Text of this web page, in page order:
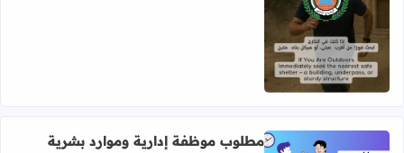
اقرأ المزيد عن تعليمات هامة من الدفاع المدني الفلسطيني
مطلوب موظفة إدارية وموارد بشرية